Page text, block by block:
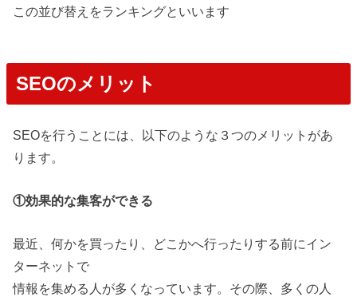
この並び替えをランキングといいます
SEOのメリット
SEOを行うことには、以下のような３つのメリットがあ
ります。
①効果的な集客ができる
最近、何かを買ったり、どこかへ行ったりする前にイン
ターネットで
情報を集める人が多くなっています。その際、多くの人